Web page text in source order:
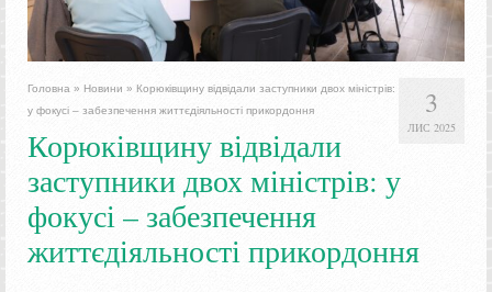
3
ЛИС 2025
Головна » Новини » Корюківщину відвідали заступники двох міністрів:
у фокусі – забезпечення життєдіяльності прикордоння
Корюківщину відвідали
заступники двох міністрів: у
фокусі – забезпечення
життєдіяльності прикордоння